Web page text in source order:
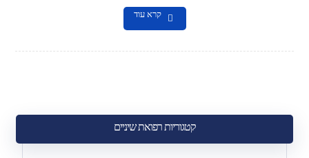
קרא עוד
קטגוריות רפואת שיניים